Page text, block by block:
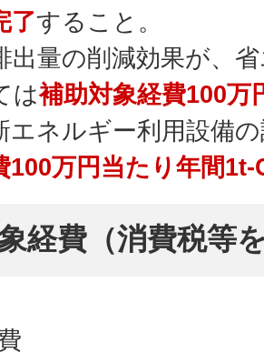
了すること。
出量の削減効果が、
は補助対象経費100万
エネルギー利用設備
100万円当たり年間1t-
経費（消費税等